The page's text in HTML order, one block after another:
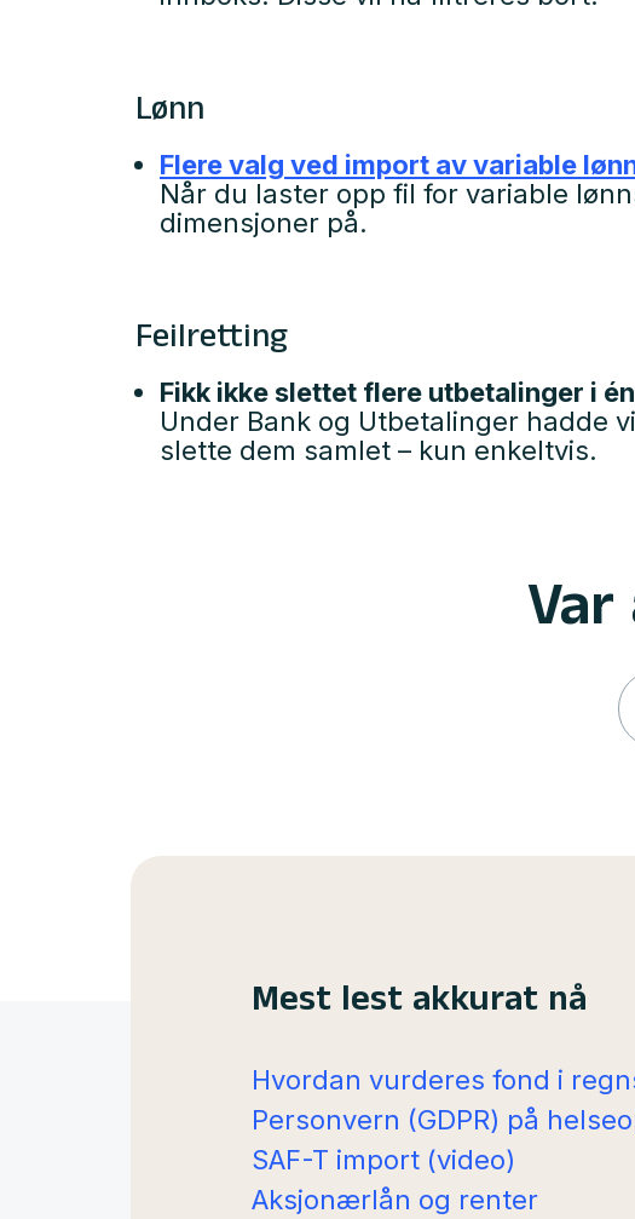
Lønn
Flere valg ved import av variable
Når du laster opp fil for variable
dimensjoner på.
Feilretting
Fikk ikke slettet flere utbetalinger i
Under Bank og Utbetalinger hadde
slette dem samlet – kun enkeltvis.
Mest lest akkurat nå
Hvordan vurderes fond i
Personvern (GDPR) på
SAF-T import (video)
Aksjonærlån og renter